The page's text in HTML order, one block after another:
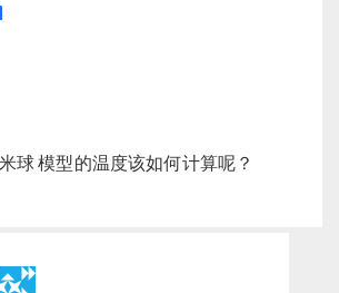
球 模型的温度该如何计算呢？